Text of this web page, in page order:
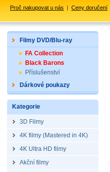
Proč nakupovat u nás | Ceny doručení
Filmy DVD/Blu-ray
FA Collection
Black Barons
Příslušenství
Dárkové poukazy
Kategorie
3D Filmy
4K filmy (Mastered in 4K)
4K Ultra HD filmy
Akční filmy